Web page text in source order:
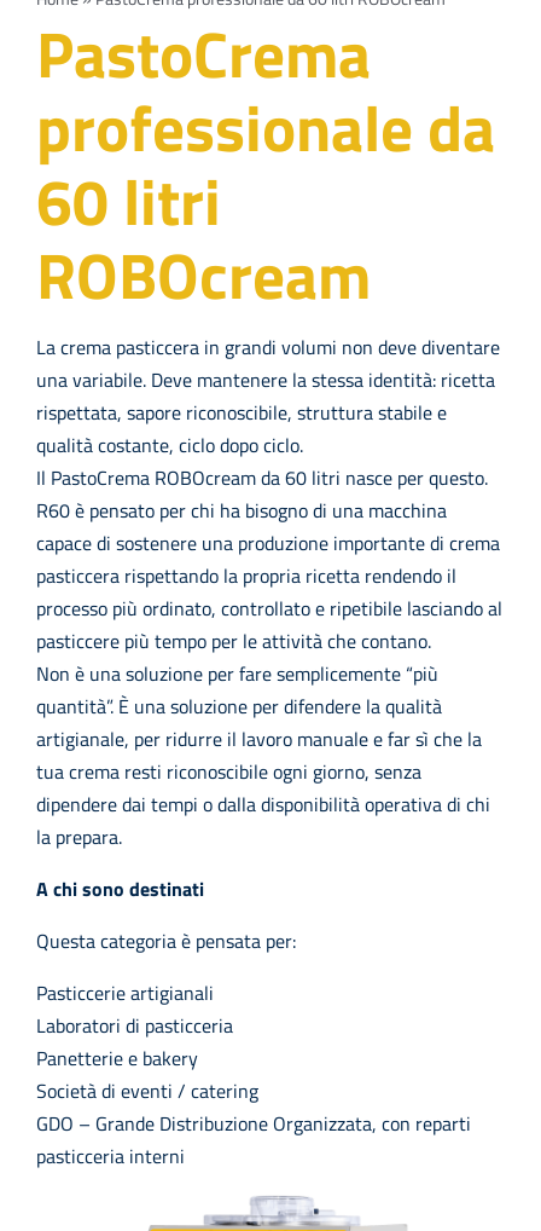
Contatti
EVENTI
FAQs
PastoCrema
professionale da
60 litri
ROBOcream
La crema pasticcera in grandi volumi non deve diventare
una variabile. Deve mantenere la stessa identità: ricetta
rispettata, sapore riconoscibile, struttura stabile e
qualità costante, ciclo dopo ciclo.
Il PastoCrema ROBOcream da 60 litri nasce per questo.
R60 è pensato per chi ha bisogno di una macchina
capace di sostenere una produzione importante di crema
pasticcera rispettando la propria ricetta rendendo il
processo più ordinato, controllato e ripetibile lasciando al
pasticcere più tempo per le attività che contano.
Non è una soluzione per fare semplicemente “più
quantità”. È una soluzione per difendere la qualità
artigianale, per ridurre il lavoro manuale e far sì che la
tua crema resti riconoscibile ogni giorno, senza
dipendere dai tempi o dalla disponibilità operativa di chi
la prepara.
A chi sono destinati
Questa categoria è pensata per:
Pasticcerie artigianali
Laboratori di pasticceria
Panetterie e bakery
Società di eventi / catering
GDO – Grande Distribuzione Organizzata, con reparti
pasticceria interni